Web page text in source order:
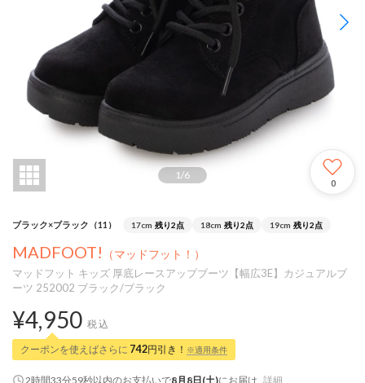
1/6
0
ブラック×ブラック（11） 17cm 残り2点 18cm 残り2点 19cm 残り2点
MADFOOT! （マッドフット！）
マッドフット キッズ 厚底レースアップブーツ【幅広3E】カジュアルブ
ーツ 252002 ブラック/ブラック
¥4,950 税込
クーポンを使えばさらに 742円引き！ ※適用条件
2時間33分58秒以内のお支払いで8月8日(土)にお届け 詳細